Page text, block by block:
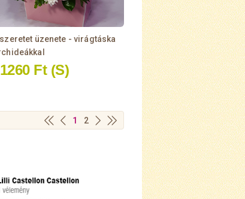
üzenete - virágtáska
Ft (S)
1 2